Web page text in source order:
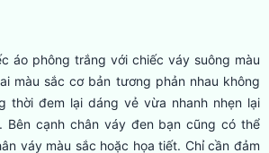
áo phông trắng với chiếc váy suông màu
màu sắc cơ bản tương phản nhau không
thời đem lại dáng vẻ vừa nhanh nhẹn lại
Bên cạnh chân váy đen bạn cũng có thể
váy màu sắc hoặc họa tiết. Chỉ cần đảm